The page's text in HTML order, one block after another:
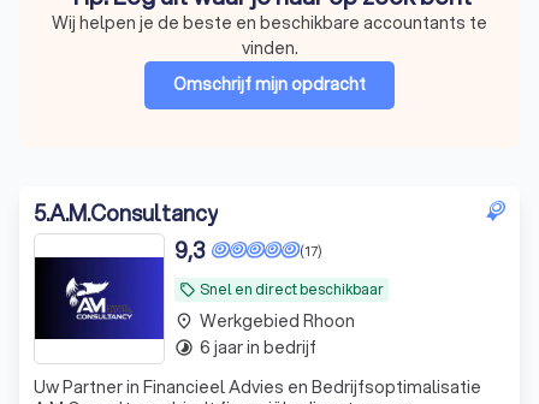
Wij helpen je de beste en beschikbare accountants te
vinden.
Omschrijf mijn opdracht
5.A.M.Consultancy
local_offer Snel en direct beschikbaar
(17)
9,3
Uw Partner in Financieel Advies en Bedrijfsoptimalisatie
place Werkgebied Rhoon
timelapse 6 jaar in bedrijf